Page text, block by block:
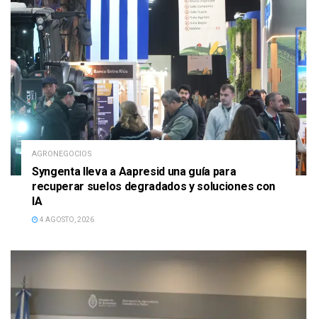
AGRONEGOCIOS
Syngenta lleva a Aapresid una guía para
recuperar suelos degradados y soluciones con
IA
4 AGOSTO, 2026